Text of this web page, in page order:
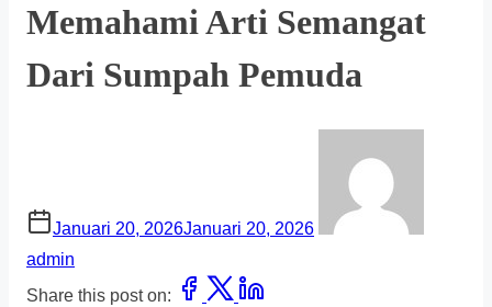
Memahami Arti Semangat
Dari Sumpah Pemuda
Januari 20, 2026Januari 20, 2026
admin
Share this post on: